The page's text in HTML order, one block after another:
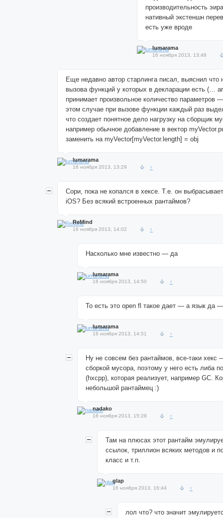
производительность
нативный экстеншн
есть уже вроде
lumarama
16 ноября 2013, 13:48
Еще недавно автор старлинга писал, выяснил что
вызова функций у которых в декларации есть (…
принимает произвольное количество параметров
этом случае при вызове функции каждый раз
что создает понятное дело нагрузку на сборщик
например обычное добавление в вектор
заменить на myVector[myVector.length] = obj
lumarama
16 ноября 2013, 13:29 ↑
Сори, пока не копался в хексе. Т.е. он
iOS? Без всякий встроенных рантаймов?
ReMind
16 ноября 2013, 14:02 ↑
Насколько мне известно — да
lumarama
16 ноября 2013, 14:50 ↑
То есть это open fl такое дает — а язык да
lumarama
16 ноября 2013, 14:51 ↑
Ну не совсем без рантаймов, все-таки хекс
сборкой мусора, поэтому у него есть либа
(hxcpp), которая реализует, например GC.
небольшой рантаймец :)
nadako
16 ноября 2013, 15:28 ↑
Там на плюсах этот рантайм
ссылок, триллион всяких методов и
класс и т.п.
glap
16 ноября 2013, 16:44 ↑
лол что? что значит